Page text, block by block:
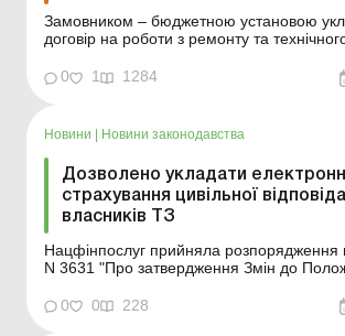
Замовником – бюджетною установою
договір на роботи з ремонту та
виділено за КЕКВ капітальні видатки 260
час перевірки аудитори вказують на
0 1 1284
Новини | Новини законодавства
Дозволено укладати
страхування цивільної
власників ТЗ
Нацфінпослуг прийняла розпорядження
N 3631 "Про затвердження Змін до
страхування цивільно-правової
власників наземних транспортних засобів".
0 0 228